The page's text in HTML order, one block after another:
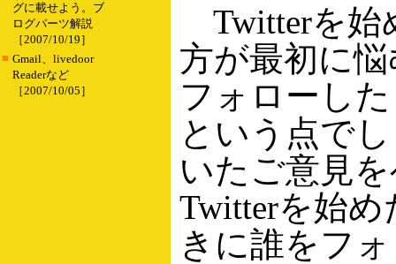
グに載せよう。ブ
ログパーツ解説
［2007/10/19］
■ Gmail、livedoor
Readerなど
［2007/10/05］
Twitterを始
方が最初に
フォローし
という点で
いたご意見
Twitterを始
きに誰をフ